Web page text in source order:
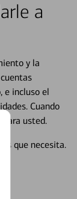
a
y la
e incluso el
Cuando
para usted.
que necesita.